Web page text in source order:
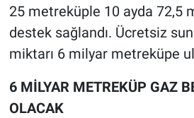
25 metreküple 10 ayda 72,5
destek sağlandı. Ücretsiz
miktarı 6 milyar metreküpe
6 MİLYAR METREKÜP GAZ
OLACAK